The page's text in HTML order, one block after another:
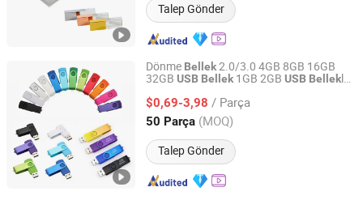
Talep Gönder
Dönme Bellek2.0/3.0 4GB 8GB 16GB
32GB USB Bellek1GB 2GB USB Bellekler
$0,69-3,98 / Parça
50 Parça (MOQ)
Talep Gönder
Shenzhen Infinite Technology Co., Ltd.
Guangdong, China Fiyat 2026